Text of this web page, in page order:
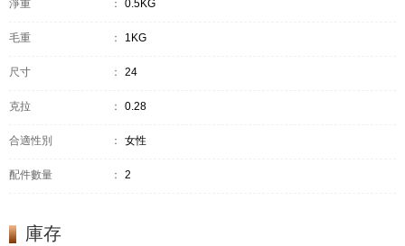
淨重 ： 0.5KG
毛重 ： 1KG
尺寸 ： 24
克拉 ： 0.28
合適性別 ： 女性
配件數量 ： 2
庫存